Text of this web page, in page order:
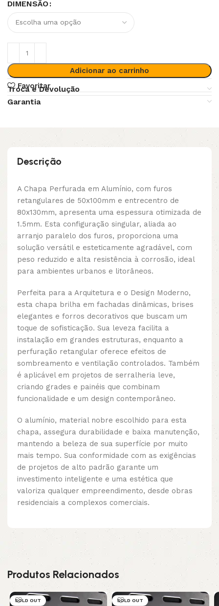
DIMENSÃO
Adicionar ao carrinho
Favoritar
Troca e Devolução
Garantia
Descrição
A Chapa Perfurada em Alumínio, com furos
retangulares de 50x100mm e entrecentro de
80x130mm, apresenta uma espessura otimizada de
1.5mm. Esta configuração singular, aliada ao
arranjo paralelo dos furos, proporciona uma
solução versátil e esteticamente agradável, com
peso reduzido e alta resistência à corrosão, ideal
para ambientes urbanos e litorâneos.
Perfeita para a Arquitetura e o Design Moderno,
esta chapa brilha em fachadas dinâmicas, brises
elegantes e forros decorativos que buscam um
toque de sofisticação. Sua leveza facilita a
instalação em grandes estruturas, enquanto a
perfuração retangular oferece efeitos de
sombreamento e ventilação controlados. Também
é aplicável em projetos de serralheria leve,
criando grades e painéis que combinam
funcionalidade e um design contemporâneo.
O alumínio, material nobre escolhido para esta
chapa, assegura durabilidade e baixa manutenção,
mantendo a beleza de sua superfície por muito
mais tempo. Sua conformidade com as exigências
de projetos de alto padrão garante um
investimento inteligente e uma estética que
valoriza qualquer empreendimento, desde obras
residenciais a complexos comerciais.
Produtos Relacionados
SOLD OUT SOLD OUT